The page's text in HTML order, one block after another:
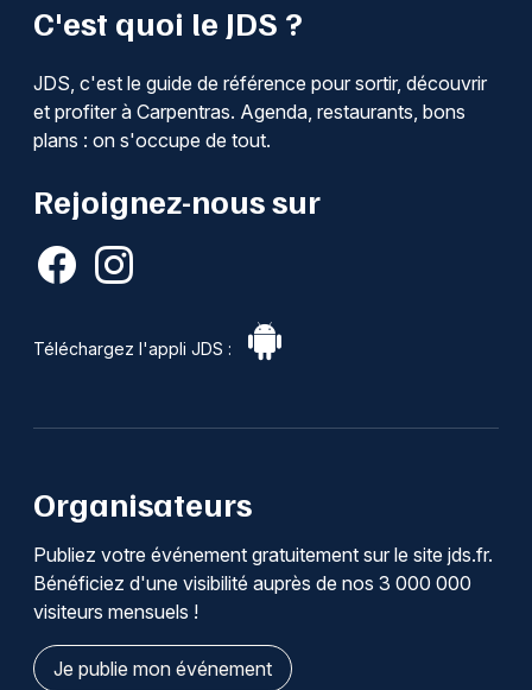
C'est quoi le JDS ?
JDS, c'est le guide de référence pour sortir, découvrir
et profiter à Carpentras. Agenda, restaurants, bons
plans : on s'occupe de tout.
Rejoignez-nous sur
Téléchargez l'appli JDS :
Organisateurs
Publiez votre événement gratuitement sur le site jds.fr.
Bénéficiez d'une visibilité auprès de nos 3 000 000
visiteurs mensuels !
Je publie mon événement